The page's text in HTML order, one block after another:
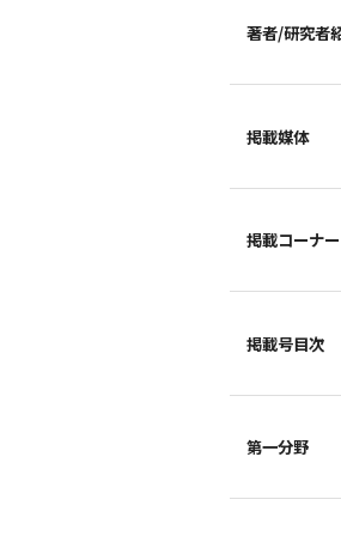
著者/研究者
掲載媒体
掲載コーナー
掲載号目次
第一分野